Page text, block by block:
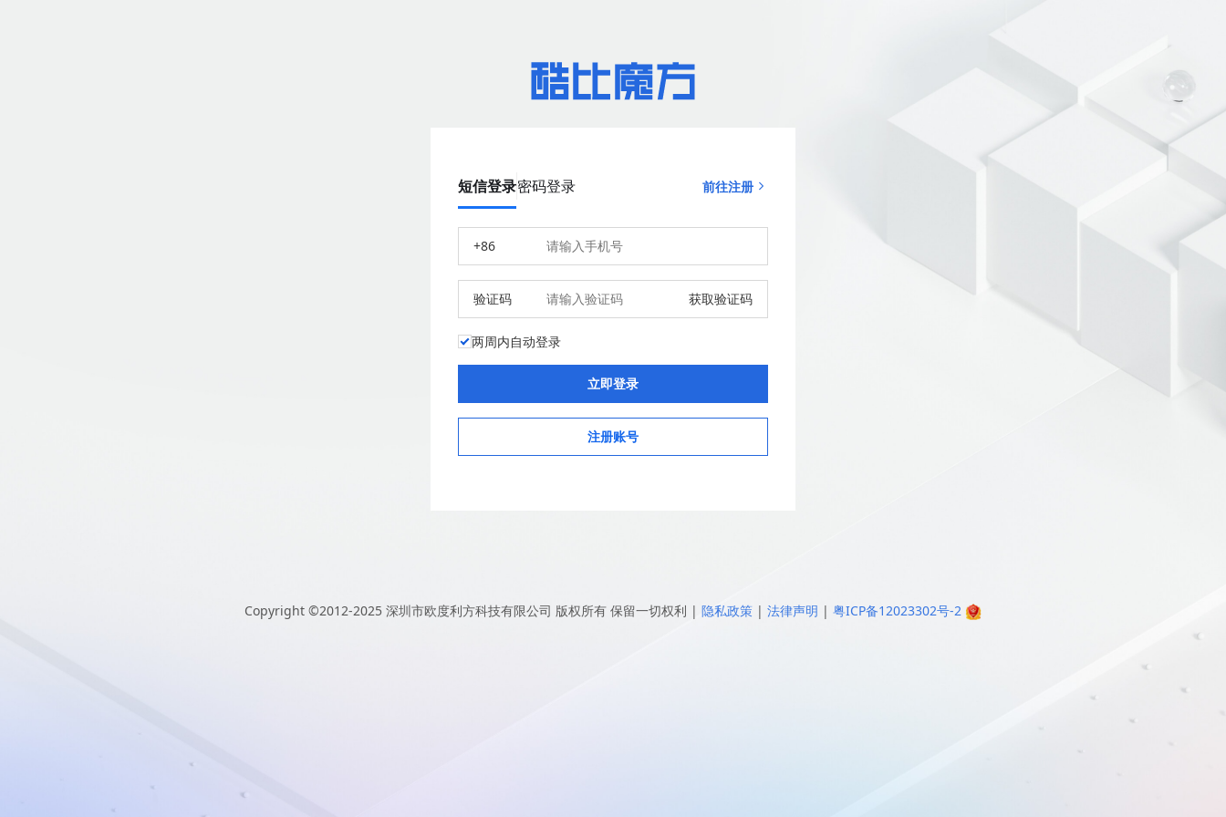
短信登录密码登录 前往注册
+86
验证码 获取验证码
两周内自动登录
注册账号
Copyright ©2012-2025 深圳市欧度利方科技有限公司 版权所有 保留一切权利 | 隐私政策 | 法律声明 | 粤ICP备12023302号-2